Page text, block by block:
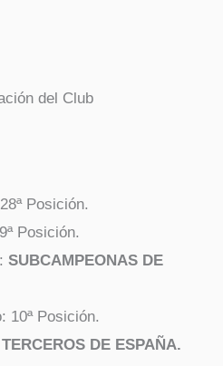
del Club
Posición.
Posición.
SUBCAMPEONAS DE
10ª Posición.
TERCEROS DE ESPAÑA.